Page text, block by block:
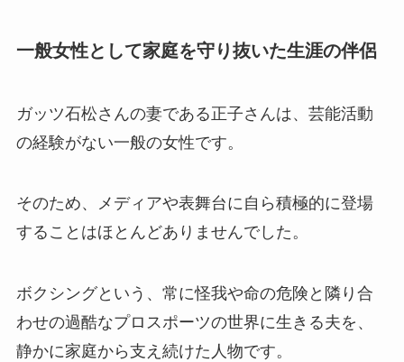
一般女性として家庭を守り抜いた生涯の伴侶
ガッツ石松さんの妻である正子さんは、芸能活動
の経験がない一般の女性です。
そのため、メディアや表舞台に自ら積極的に登場
することはほとんどありませんでした。
ボクシングという、常に怪我や命の危険と隣り合
わせの過酷なプロスポーツの世界に生きる夫を、
静かに家庭から支え続けた人物です。